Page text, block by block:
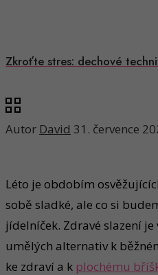
Zkroťte stres: dechové
Autor David 31. července
Léto je obdobím
sobě sladké, ale co si
jídelníček. Zdravé slazení
umělých alternativ k
ke zdraví a k plochému